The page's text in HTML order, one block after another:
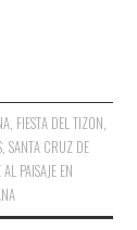
, FIESTA DEL TIZON,
,SANTA CRUZ DE
AL PAISAJE EN